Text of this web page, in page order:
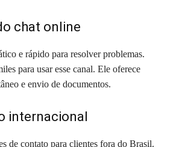
chat online
e rápido para resolver problemas.
para usar esse canal. Ele oferece
e envio de documentos.
internacional
de contato para clientes fora do Brasil.